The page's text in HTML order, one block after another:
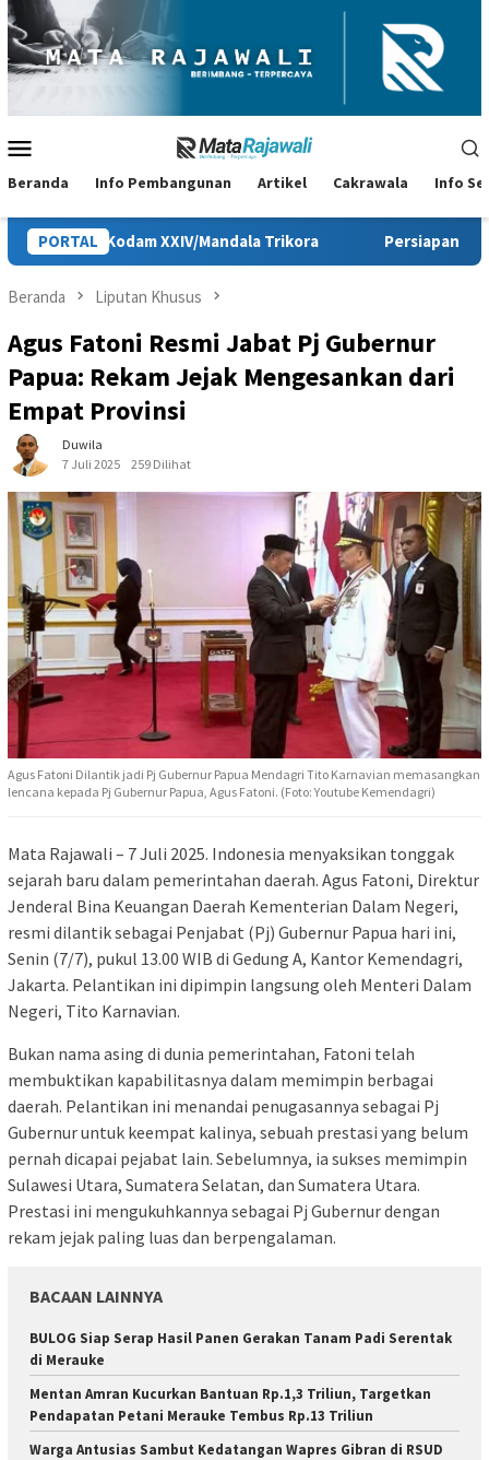
Loncat
ke
konten
Mobile
Beranda Info Pembangunan Artikel Cakrawala Info
PORTAL
XXIV/Mandala Trikora Persiapan HUT ke-81 RI di
Beranda Liputan Khusus
Agus Fatoni Resmi Jabat Pj Gubernur
Papua: Rekam Jejak Mengesankan dari
Empat Provinsi
Duwila
7 Juli 2025
259 Dilihat
Agus Fatoni Dilantik jadi Pj Gubernur Papua Mendagri Tito Karnavian memasangkan
lencana kepada Pj Gubernur Papua, Agus Fatoni. (Foto: Youtube Kemendagri)
Mata Rajawali – 7 Juli 2025. Indonesia menyaksikan tonggak
sejarah baru dalam pemerintahan daerah. Agus Fatoni, Direktur
Jenderal Bina Keuangan Daerah Kementerian Dalam Negeri,
resmi dilantik sebagai Penjabat (Pj) Gubernur Papua hari ini,
Senin (7/7), pukul 13.00 WIB di Gedung A, Kantor Kemendagri,
Jakarta. Pelantikan ini dipimpin langsung oleh Menteri Dalam
Negeri, Tito Karnavian.
Bukan nama asing di dunia pemerintahan, Fatoni telah
membuktikan kapabilitasnya dalam memimpin berbagai
daerah. Pelantikan ini menandai penugasannya sebagai Pj
Gubernur untuk keempat kalinya, sebuah prestasi yang belum
pernah dicapai pejabat lain. Sebelumnya, ia sukses memimpin
Sulawesi Utara, Sumatera Selatan, dan Sumatera Utara.
Prestasi ini mengukuhkannya sebagai Pj Gubernur dengan
rekam jejak paling luas dan berpengalaman.
BACAAN LAINNYA
BULOG Siap Serap Hasil Panen Gerakan Tanam Padi Serentak
di Merauke
Mentan Amran Kucurkan Bantuan Rp.1,3 Triliun, Targetkan
Pendapatan Petani Merauke Tembus Rp.13 Triliun
Warga Antusias Sambut Kedatangan Wapres Gibran di RSUD